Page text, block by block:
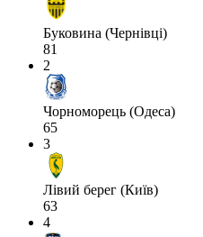
Буковина (Чернівці)
81
2
Чорноморець (Одеса)
65
3
Лівий берег (Київ)
63
4